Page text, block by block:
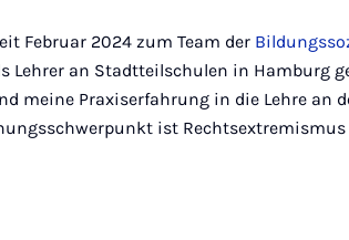
Februar 2024 zum Team der
Lehrer an Stadtteilschulen in Hamburg
meine Praxiserfahrung in die Lehre an
ist